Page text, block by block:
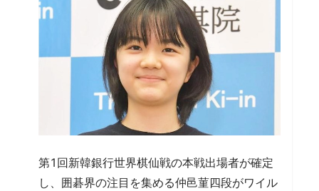
第1回新韓銀行世界棋仙戦の本戦出場者が確定
し、囲碁界の注目を集める仲邑菫四段がワイル